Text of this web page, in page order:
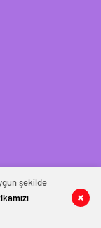
şekilde